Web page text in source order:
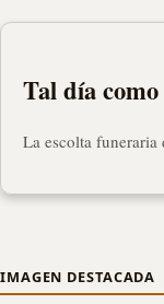
Tal día
La escolta
IMAGEN DESTACADA